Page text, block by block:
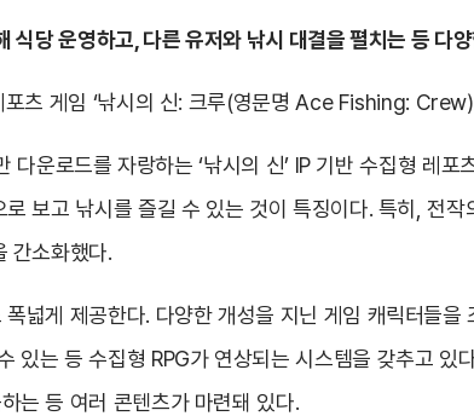
식당 운영하고, 다른 유저와 낚시 대결을 펼치는 등 다
츠 게임 ‘낚시의 신: 크루(영문명 Ace Fishing:
다운로드를 자랑하는 ‘낚시의 신’ IP 기반 수집형 레
보고 낚시를 즐길 수 있는 것이 특징이다. 특히, 전
간소화했다.
넓게 제공한다. 다양한 개성을 지닌 게임 캐릭터들
있는 등 수집형 RPG가 연상되는 시스템을 갖추고
는 등 여러 콘텐츠가 마련돼 있다.